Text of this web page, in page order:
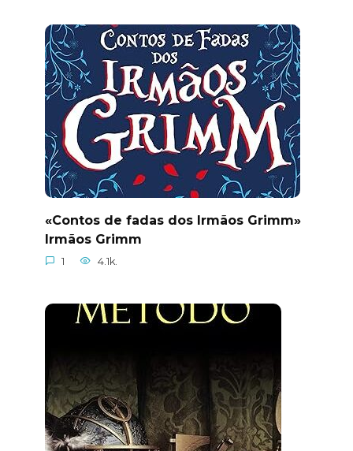
«Contos de fadas dos Irmãos Grimm»
Irmãos Grimm
1 4.1k.